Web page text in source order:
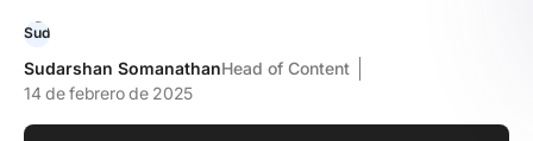
Sudarshan SomanathanHead of Content
14 de febrero de 2025